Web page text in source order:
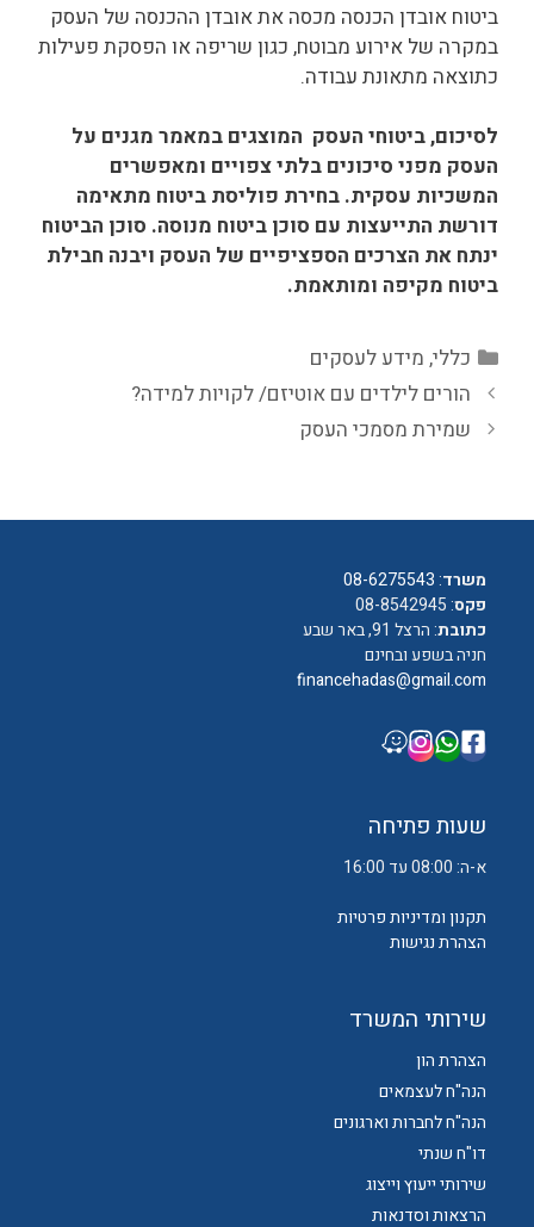
ביטוח אובדן הכנסה מכסה את אובדן ההכנסה של העסק
במקרה של אירוע מבוטח, כגון שריפה או הפסקת פעילות
כתוצאה מתאונת עבודה.
לסיכום, ביטוחי העסק המוצגים במאמר מגנים על
העסק מפני סיכונים בלתי צפויים ומאפשרים
המשכיות עסקית. בחירת פוליסת ביטוח מתאימה
דורשת התייעצות עם סוכן ביטוח מנוסה. סוכן הביטוח
ינתח את הצרכים הספציפיים של העסק ויבנה חבילת
ביטוח מקיפה ומותאמת.
קטגוריות
כללי, מידע לעסקים
הורים לילדים עם אוטיזם/ לקויות למידה?
שמירת מסמכי העסק
משרד:
08-6275543
פקס: 08-8542945
כתובת: הרצל 91, באר שבע
חניה בשפע ובחינם
financehadas@gmail.com
שעות פתיחה
א-ה: 08:00 עד 16:00
תקנון ומדיניות פרטיות
הצהרת נגישות
שירותי המשרד
הצהרת הון
הנה"ח לעצמאים
הנה"ח לחברות וארגונים
דו"ח שנתי
שירותי ייעוץ וייצוג
הרצאות וסדנאות